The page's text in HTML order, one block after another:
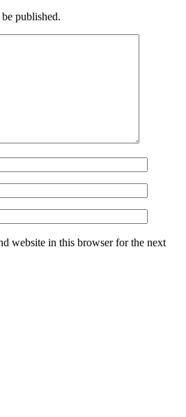
published.
website in this browser for the next